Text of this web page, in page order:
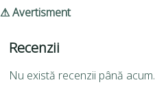
⚠ Avertisment
Recenzii
Nu există recenzii până acum.